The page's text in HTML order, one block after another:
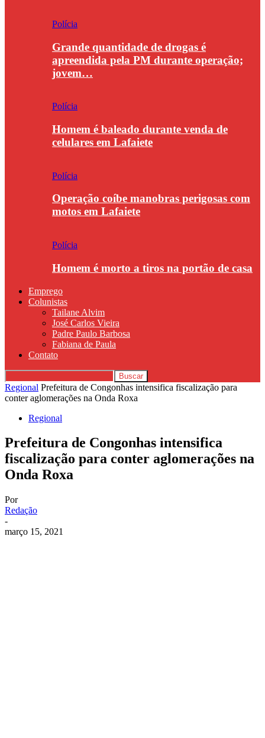
Polícia
Grande quantidade de drogas é
apreendida pela PM durante operação;
jovem…
Polícia
Homem é baleado durante venda de
celulares em Lafaiete
Polícia
Operação coíbe manobras perigosas com
motos em Lafaiete
Polícia
Homem é morto a tiros na portão de casa
Emprego
Colunistas
Tailane Alvim
José Carlos Vieira
Padre Paulo Barbosa
Fabiana de Paula
Contato
Regional Prefeitura de Congonhas intensifica fiscalização para
conter aglomerações na Onda Roxa
Regional
Prefeitura de Congonhas intensifica
fiscalização para conter aglomerações na
Onda Roxa
Por
Redação
-
março 15, 2021